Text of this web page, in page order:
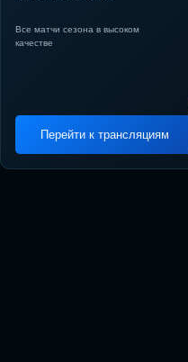
Все матчи сезона в высоком
качестве
Перейти к трансляциям